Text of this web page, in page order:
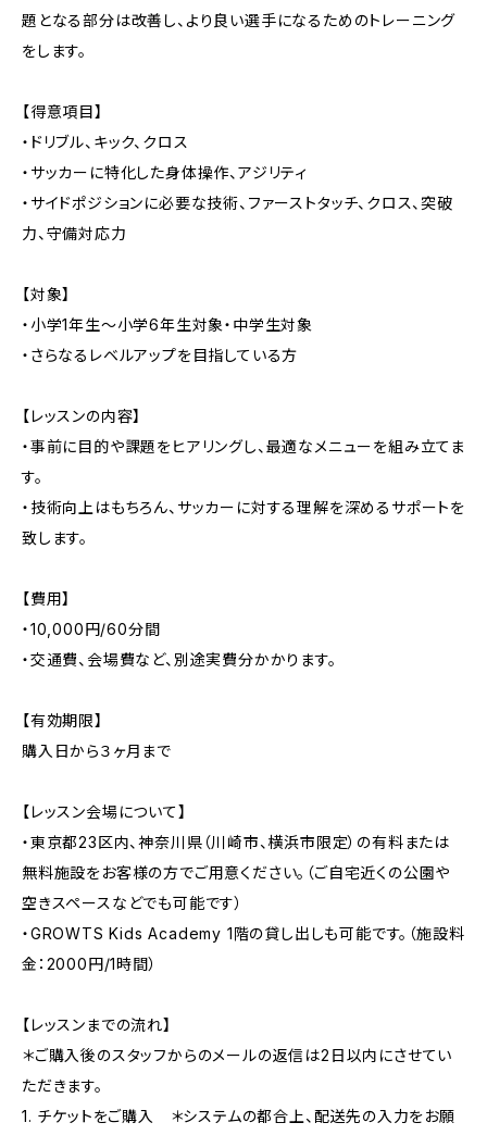
題となる部分は改善し、より良い選手になるためのトレーニング
をします。
【得意項目】
・ドリブル、キック、クロス
・サッカーに特化した身体操作、アジリティ
・サイドポジションに必要な技術、ファーストタッチ、クロス、突破
力、守備対応力
【対象】
・小学1年生〜小学6年生対象・中学生対象
・さらなるレベルアップを目指している方
【レッスンの内容】
・事前に目的や課題をヒアリングし、最適なメニューを組み立てま
す。
・技術向上はもちろん、サッカーに対する理解を深めるサポートを
致します。
【費用】
・10,000円/60分間
・交通費、会場費など、別途実費分かかります。
【有効期限】
購入日から３ヶ月まで
【レッスン会場について】
・東京都23区内、神奈川県（川崎市、横浜市限定）の有料または
無料施設をお客様の方でご用意ください。（ご自宅近くの公園や
空きスペースなどでも可能です）
・GROWTS Kids Academy 1階の貸し出しも可能です。（施設料
金：2000円/1時間）
【レッスンまでの流れ】
＊ご購入後のスタッフからのメールの返信は2日以内にさせてい
ただきます。
1. チケットをご購入 ＊システムの都合上、配送先の入力をお願